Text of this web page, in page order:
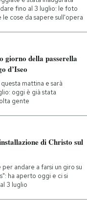
fino al 3 luglio: le foto
cose da sapere sull'opera
giorno della passerella
d’Iseo
mattina e sarà
oggi è già stata
gente
di Christo sul
andare a farsi un giro su
ha aperto oggi e ci si
3 luglio